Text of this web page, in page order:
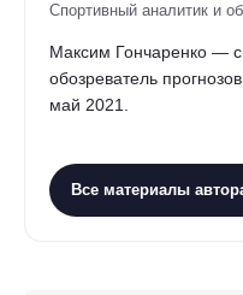
Спортивный аналитик и
Максим Гончаренко —
обозреватель
май 2021.
Все материалы